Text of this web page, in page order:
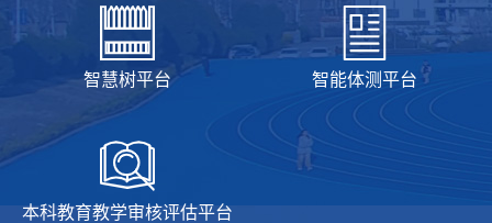
智慧树平台 智能体测平台
本科教育教学审核评估平台